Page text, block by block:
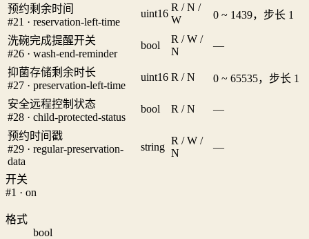
预约剩余时间
#21 · reservation-left-time
uint16
R / N /
W
0 ~ 1439，步长 1
洗碗完成提醒开关
#26 · wash-end-reminder
bool
R / W /
N
—
抑菌存储剩余时长
#27 · preservation-left-time
uint16 R / N 0 ~ 65535，步长 1
安全远程控制状态
#28 · child-protected-status
bool R / N —
预约时间戳
#29 · regular-preservation-
data
string
R / W /
N
—
开关
#1 · on
格式
bool